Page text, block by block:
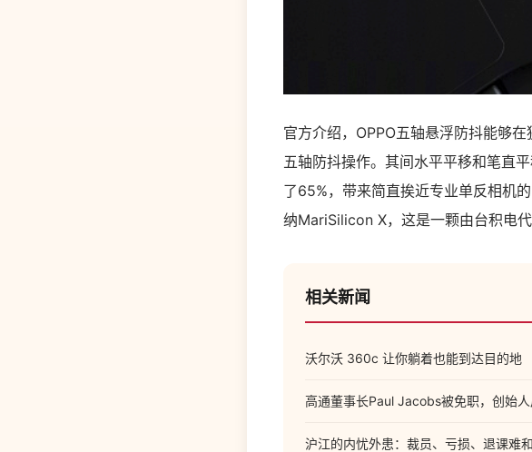
官方介绍，OPPO五轴悬浮防抖能够
五轴防抖操作。其间水平平移和笔直
了65%，带来简直挨近专业单反相机
纳MariSilicon X，这是一颗由台积电
相关新闻
沃尔沃 360c 让你躺着也能到达目的地
高通董事长Paul Jacobs被免职，创始
沪江的内忧外患：裁员、亏损、退课难